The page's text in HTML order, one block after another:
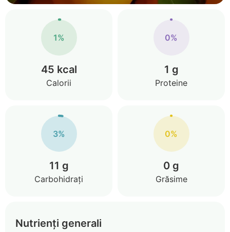
1%
45 kcal
Calorii
0%
1 g
Proteine
3%
11 g
Carbohidrați
0%
0 g
Grăsime
Nutrienți generali